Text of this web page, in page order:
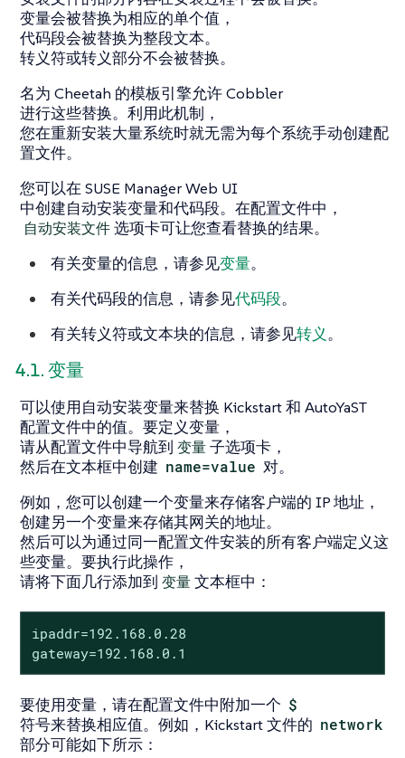
变量会被替换为相应的单个值，
代码段会被替换为整段文本。
转义符或转义部分不会被替换。
名为 Cheetah 的模板引擎允许 Cobbler
进行这些替换。利用此机制，
您在重新安装大量系统时就无需为每个系统手动创建配
置文件。
您可以在 SUSE Manager Web UI
中创建自动安装变量和代码段。在配置文件中，
自动安装文件选项卡可让您查看替换的结果。
有关变量的信息，请参见变量。
有关代码段的信息，请参见代码段。
有关转义符或文本块的信息，请参见转义。
4.1. 变量
可以使用自动安装变量来替换 Kickstart 和 AutoYaST
配置文件中的值。要定义变量，
请从配置文件中导航到 变量子选项卡，
然后在文本框中创建 name=value 对。
例如，您可以创建一个变量来存储客户端的 IP 地址，
创建另一个变量来存储其网关的地址。
然后可以为通过同一配置文件安装的所有客户端定义这
些变量。要执行此操作，
请将下面几行添加到 变量文本框中：
ipaddr=192.168.0.28
gateway=192.168.0.1
要使用变量，请在配置文件中附加一个 $
符号来替换相应值。例如，Kickstart 文件的 network
部分可能如下所示：